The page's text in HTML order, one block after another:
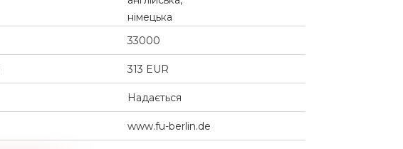
німецька
33000
313 EUR
Надається
www.fu-berlin.de